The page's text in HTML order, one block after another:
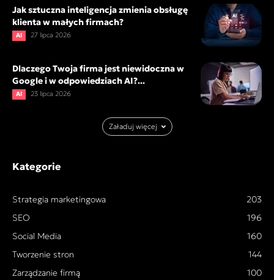
Jak sztuczna inteligencja zmienia obsługę
klienta w małych firmach?
AI 27 lipca 2026
Dlaczego Twoja firma jest niewidoczna w
Google i w odpowiedziach AI?...
AI 23 lipca 2026
Załaduj więcej
Kategorie
Strategia marketingowa
203
SEO
196
Social Media
160
Tworzenie stron
144
Zarządzanie firmą
100